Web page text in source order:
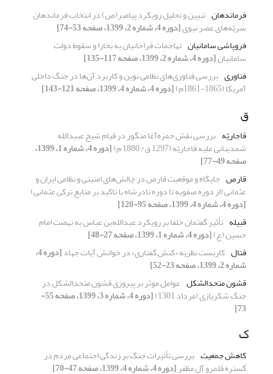
فرماندهان تبیین و تحلیل رویکرد پیامبر(ص) در انتخاب فرماندهان
سَریّه‌های عصر نبوی[دوره 4، شماره 2، 1399، صفحه 53-74]
فروپاشی سامانیان تهاجمات قراخانیان به بخارا و سقوط دولت
سامانیان[دوره 4، شماره 2، 1399، صفحه 117-135]
فناوری بررسی فناوری‌های نظامی نوین و کاربرد آن‌ها در جنگ داخلی
آمریکا (1865-1861م) [دوره 4، شماره 4، 1399، صفحه 121-143]
ق
قاجاریّه بررسی نقش حمزه‌آغا منگور در قیام شیخ ‌عبیدالله
شمدینانی علیه قاجاریّه (1297 ق/ 1880 م) [دوره 4، شماره 1، 1399،
صفحه 49-77]
قارص جایگاه و موقعیت قارص در چالش‌های امنیتی و نظامی ایران و
عثمانی‌ (از دوره صفویه تا دوره نادرشاه با تاکید بر منابع ترکی عثمانی)
[دوره 4، شماره 4، 1399، صفحه 95-120]
قبیله تأثیر گفتمان خلفا بر رویکرد عبدالله‌بن عباس به نهضت امام
حسین (ع)[دوره 4، شماره 1، 1399، صفحه 27-48]
قتال کاربست نظریه «کنش گفتاری» در خوانش آیات جهاد [دوره 4،
شماره 2، 1399، صفحه 23-52]
قشون متحدالشکل عوامل موثر بر پیروزی قشون متحدالشکل در
جنگ شکریازی (مرداد 1301) [دوره 4، شماره 3، 1399، صفحه 55-
73]
ک
کاهش جمعیت بررسی تأثیرات جنگ بر زندگی اجتماعی مردم در
گستره قلمرو آل مظفر[دوره 4، شماره 4، 1399، صفحه 47-70]